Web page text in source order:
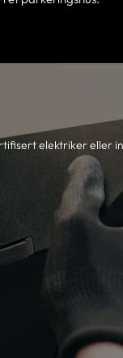
elektriker eller